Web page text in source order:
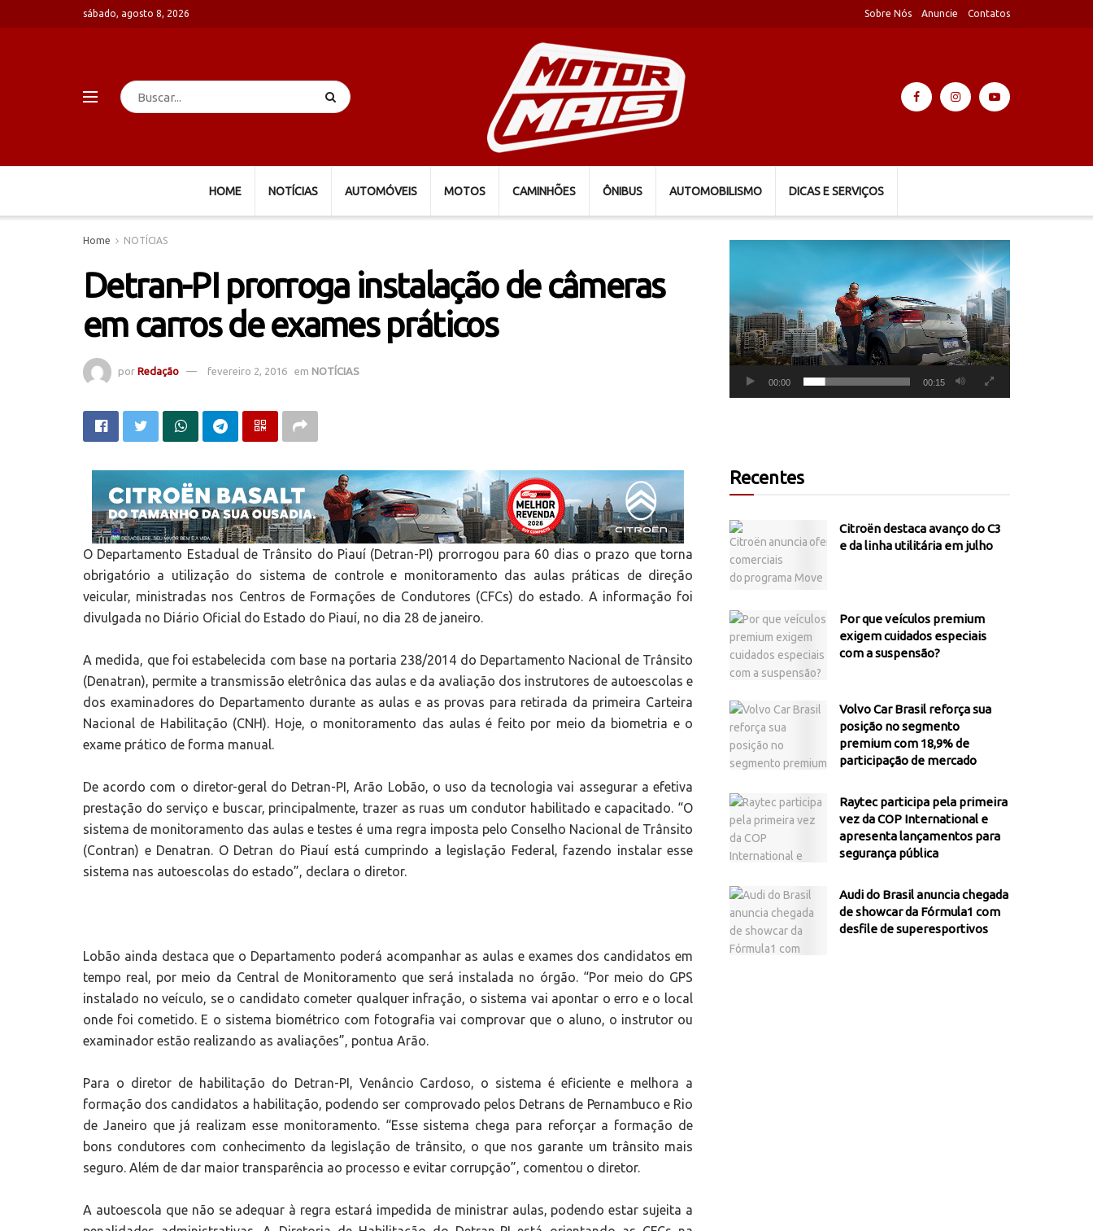
sábado, agosto 8, 2026 Sobre Nós Anuncie Contatos
HOME NOTÍCIAS AUTOMÓVEIS MOTOS CAMINHÕES ÔNIBUS AUTOMOBILISMO DICAS E SERVIÇOS
Home NOTÍCIAS
Detran-PI prorroga instalação de câmeras
em carros de exames práticos
por Redação fevereiro 2, 2016 em NOTÍCIAS
O Departamento Estadual de Trânsito do Piauí (Detran-PI) prorrogou para 60 dias o prazo que torna
obrigatório a utilização do sistema de controle e monitoramento das aulas práticas de direção
veicular, ministradas nos Centros de Formações de Condutores (CFCs) do estado. A informação foi
divulgada no Diário Oficial do Estado do Piauí, no dia 28 de janeiro.
A medida, que foi estabelecida com base na portaria 238/2014 do Departamento Nacional de Trânsito
(Denatran), permite a transmissão eletrônica das aulas e da avaliação dos instrutores de autoescolas e
dos examinadores do Departamento durante as aulas e as provas para retirada da primeira Carteira
Nacional de Habilitação (CNH). Hoje, o monitoramento das aulas é feito por meio da biometria e o
exame prático de forma manual.
De acordo com o diretor-geral do Detran-PI, Arão Lobão, o uso da tecnologia vai assegurar a efetiva
prestação do serviço e buscar, principalmente, trazer as ruas um condutor habilitado e capacitado. “O
sistema de monitoramento das aulas e testes é uma regra imposta pelo Conselho Nacional de Trânsito
(Contran) e Denatran. O Detran do Piauí está cumprindo a legislação Federal, fazendo instalar esse
sistema nas autoescolas do estado”, declara o diretor.
Lobão ainda destaca que o Departamento poderá acompanhar as aulas e exames dos candidatos em
tempo real, por meio da Central de Monitoramento que será instalada no órgão. “Por meio do GPS
instalado no veículo, se o candidato cometer qualquer infração, o sistema vai apontar o erro e o local
onde foi cometido. E o sistema biométrico com fotografia vai comprovar que o aluno, o instrutor ou
examinador estão realizando as avaliações”, pontua Arão.
Para o diretor de habilitação do Detran-PI, Venâncio Cardoso, o sistema é eficiente e melhora a
formação dos candidatos a habilitação, podendo ser comprovado pelos Detrans de Pernambuco e Rio
de Janeiro que já realizam esse monitoramento. “Esse sistema chega para reforçar a formação de
bons condutores com conhecimento da legislação de trânsito, o que nos garante um trânsito mais
seguro. Além de dar maior transparência ao processo e evitar corrupção”, comentou o diretor.
A autoescola que não se adequar à regra estará impedida de ministrar aulas, podendo estar sujeita a
00:00 00:15
Recentes
Citroën destaca avanço do C3
e da linha utilitária em julho
Por que veículos premium
exigem cuidados especiais
com a suspensão?
Volvo Car Brasil reforça sua
posição no segmento
premium com 18,9% de
participação de mercado
Raytec participa pela primeira
vez da COP International e
apresenta lançamentos para
segurança pública
Audi do Brasil anuncia chegada
de showcar da Fórmula1 com
desfile de superesportivos